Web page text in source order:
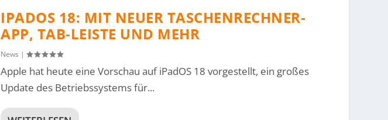
IPADOS 18: MIT NEUER TASCHENRECHNER-
APP, TAB-LEISTE UND MEHR
News |
Apple hat heute eine Vorschau auf iPadOS 18 vorgestellt, ein großes
Update des Betriebssystems für...